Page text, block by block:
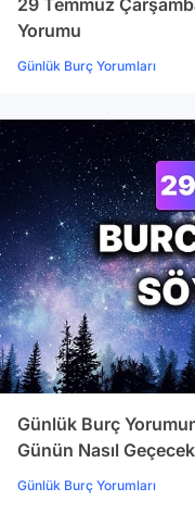
Yorumu
Günlük Burç Yorumları
Günlük Burç
Günün Nasıl
Günlük Burç Yorumları